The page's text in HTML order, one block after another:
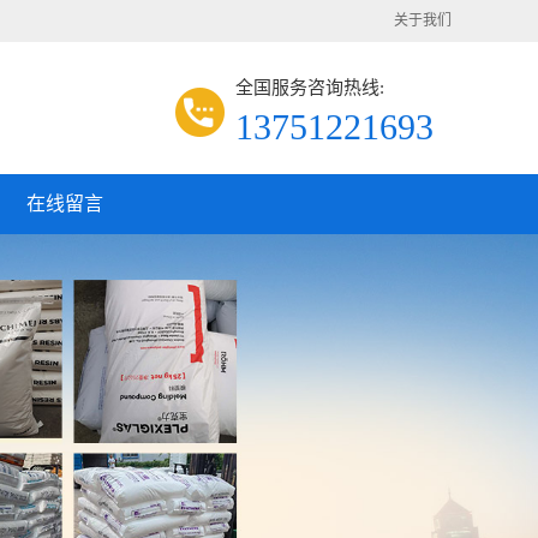
关于我们
全国服务咨询热线:
13751221693
在线留言